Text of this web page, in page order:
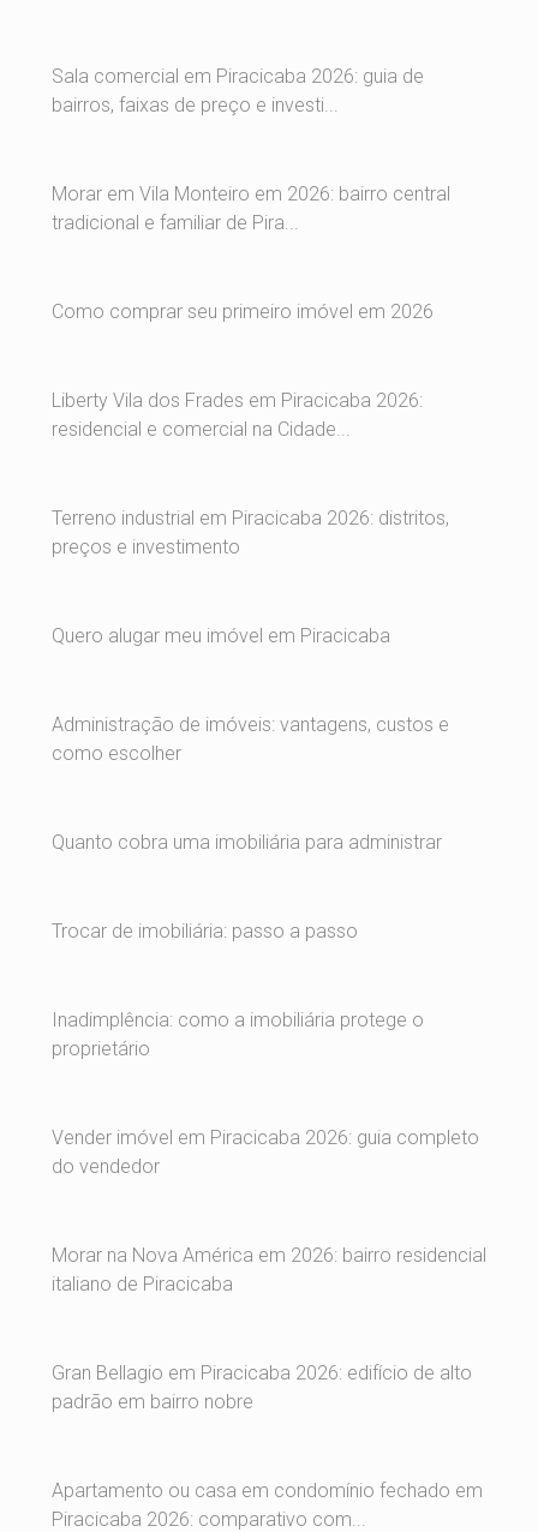
Sala comercial em Piracicaba 2026: guia de
bairros, faixas de preço e investi...
Morar em Vila Monteiro em 2026: bairro central
tradicional e familiar de Pira...
Como comprar seu primeiro imóvel em 2026
Liberty Vila dos Frades em Piracicaba 2026:
residencial e comercial na Cidade...
Terreno industrial em Piracicaba 2026: distritos,
preços e investimento
Quero alugar meu imóvel em Piracicaba
Administração de imóveis: vantagens, custos e
como escolher
Quanto cobra uma imobiliária para administrar
Trocar de imobiliária: passo a passo
Inadimplência: como a imobiliária protege o
proprietário
Vender imóvel em Piracicaba 2026: guia completo
do vendedor
Morar na Nova América em 2026: bairro residencial
italiano de Piracicaba
Gran Bellagio em Piracicaba 2026: edifício de alto
padrão em bairro nobre
Apartamento ou casa em condomínio fechado em
Piracicaba 2026: comparativo com...